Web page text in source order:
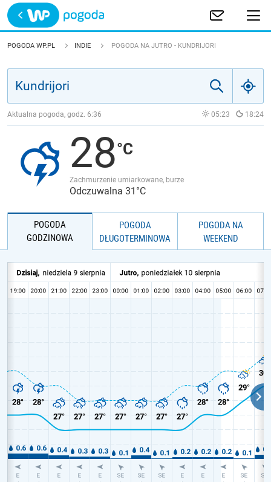
Trwa ładowanie
POLSKA
JAKOŚĆ POWIETRZA
POGODA WP.PL INDIE POGODA NA JUTRO - KUNDRIJORI
Aktualna pogoda, godz. 6:36 05:23 18:24
28
Zachmurzenie umiarkowane, burze
Odczuwalna 31°C
POGODA
GODZINOWA
POGODA
DŁUGOTERMINOWA
POGODA NA
WEEKEND